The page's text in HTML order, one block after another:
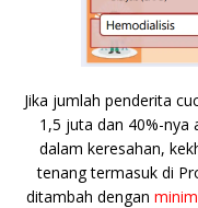
Jika jumlah penderita
1,5 juta dan 40%-nya
dalam keresahan,
tenang termasuk di
ditambah dengan